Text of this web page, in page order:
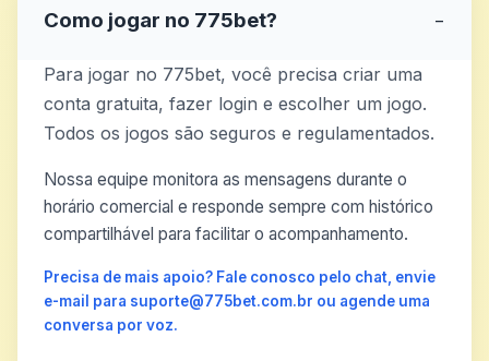
Como jogar no 775bet? −
Para jogar no 775bet, você precisa criar uma
conta gratuita, fazer login e escolher um jogo.
Todos os jogos são seguros e regulamentados.
Nossa equipe monitora as mensagens durante o
horário comercial e responde sempre com histórico
compartilhável para facilitar o acompanhamento.
Precisa de mais apoio? Fale conosco pelo chat, envie
e-mail para suporte@775bet.com.br ou agende uma
conversa por voz.